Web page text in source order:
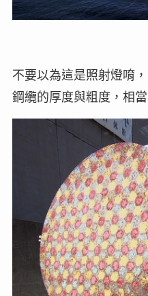
不要以為這是照射燈唷
鋼纜的厚度與粗度，相當